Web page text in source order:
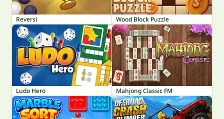
Reversi Wood Block Puzzle
Ludo Hero Mahjong Classic FM